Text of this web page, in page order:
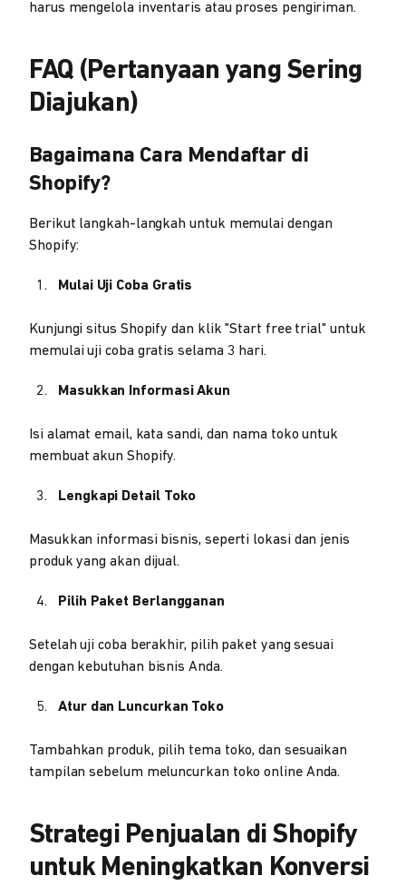
harus mengelola inventaris atau proses pengiriman.
FAQ (Pertanyaan yang Sering
Diajukan)
Bagaimana Cara Mendaftar di
Shopify?
Berikut langkah-langkah untuk memulai dengan
Shopify:
Mulai Uji Coba Gratis
Kunjungi situs Shopify dan klik "Start free trial" untuk
memulai uji coba gratis selama 3 hari.
Masukkan Informasi Akun
Isi alamat email, kata sandi, dan nama toko untuk
membuat akun Shopify.
Lengkapi Detail Toko
Masukkan informasi bisnis, seperti lokasi dan jenis
produk yang akan dijual.
Pilih Paket Berlangganan
Setelah uji coba berakhir, pilih paket yang sesuai
dengan kebutuhan bisnis Anda.
Atur dan Luncurkan Toko
Tambahkan produk, pilih tema toko, dan sesuaikan
tampilan sebelum meluncurkan toko online Anda.
Strategi Penjualan di Shopify
untuk Meningkatkan Konversi